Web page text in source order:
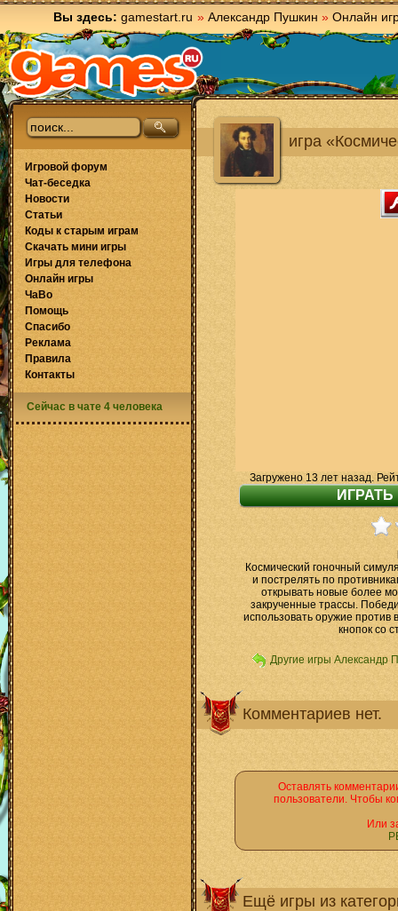
Вы здесь: gamestart.ru » Александр Пушкин » Онлайн
игра
Загружено 13 лет назад.
Космический гоночный
и пострелять по
открывать новые более
закрученные трассы.
использовать оружие против
кнопок со
Другие игры Александр
Комментариев нет.
Оставлять
пользователи. Чтобы
Или
Ещё игры из
Игровой форум
Чат-беседка
Новости
Статьи
Коды к старым играм
Скачать мини игры
Игры для телефона
Онлайн игры
ЧаВо
Помощь
Спасибо
Реклама
Правила
Контакты
Сейчас в чате 4 человека